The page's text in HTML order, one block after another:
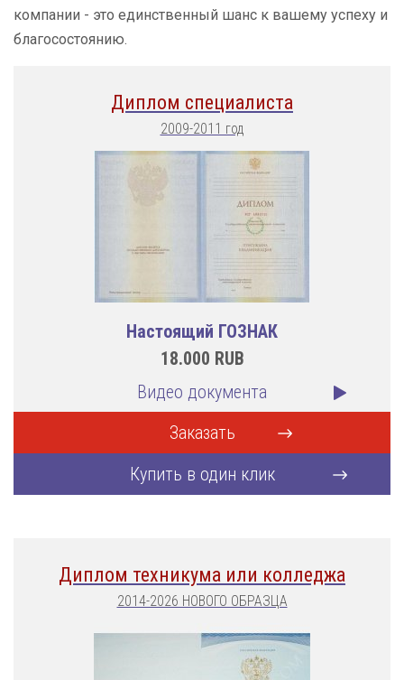
компании - это единственный шанс к вашему успеху и
благосостоянию.
Диплом специалиста
2009-2011 год
Настоящий ГОЗНАК
18.000 RUB
Видео документа
Заказать
Купить в один клик
Диплом техникума или колледжа
2014-2026 НОВОГО ОБРАЗЦА